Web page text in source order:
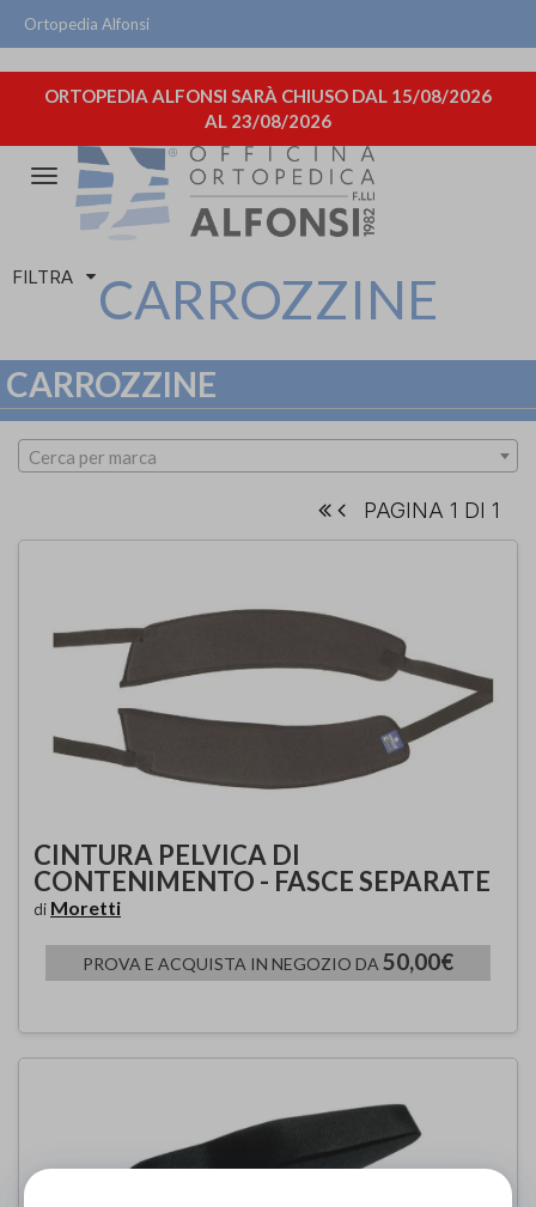
Ortopedia Alfonsi
ORTOPEDIA ALFONSI SARÀ CHIUSO DAL 15/08/2026
AL 23/08/2026
Attiva/disattiva
navigazione
FILTRA CARROZZINE
CARROZZINE
Cerca per marca
PAGINA 1 DI 1
CINTURA PELVICA DI
CONTENIMENTO - FASCE SEPARATE
di Moretti
PROVA E ACQUISTA IN NEGOZIO DA 50,00€